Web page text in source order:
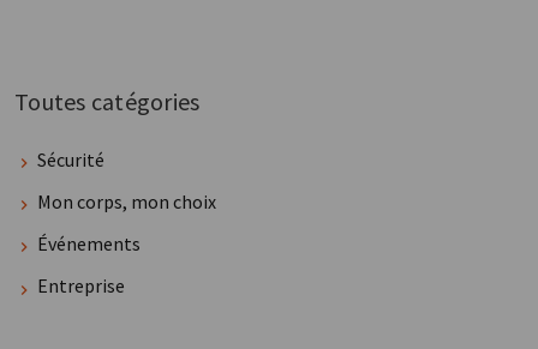
Toutes catégories
Sécurité
Mon corps, mon choix
Événements
Entreprise